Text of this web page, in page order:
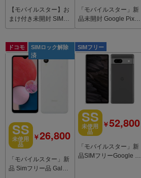
【モバイルスター】お
まけ付き未開封 SIMフ
リーiPhone14 256GB
「モバイルスター」新
品未開封 Google Pixel
10 128GB Lemongras
ドコモ
SIMロック解除
済
SS
未使用
品
￥26,800
「モバイルスター」新
品 Simフリー品 Galax
SIMフリー
SS
未使用
品
￥52,800
「モバイルスター」新
品SIMフリーGoogle Pi